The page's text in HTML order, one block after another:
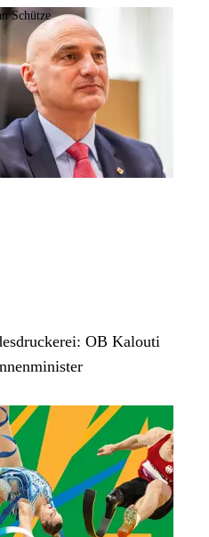
Schütze
OB Kalouti